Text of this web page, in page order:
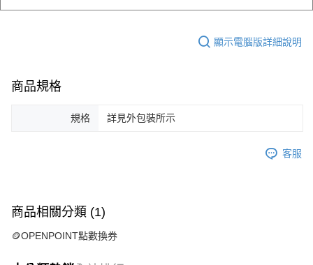
顯示電腦版詳細說明
商品規格
規格 詳見外包裝所示
客服
商品相關分類 (1)
🪙OPENPOINT點數換券